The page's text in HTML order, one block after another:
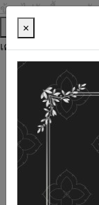
ข้ามไปยังเนื้อหาหลั
ช่วยเหลือ
เครื่องมือการเข้าถึง
ภาษาไทย
ภาษาอังกฤษ
เพิ่มขนาดตัวอั
ลดขนาดตัวอักษร
ขนาดตัวอักษร
ความคมชัดสูง
ความคมชัดเชิ
ความคมชัดปกติ
เปิดอ่านด้วยเสียง
×